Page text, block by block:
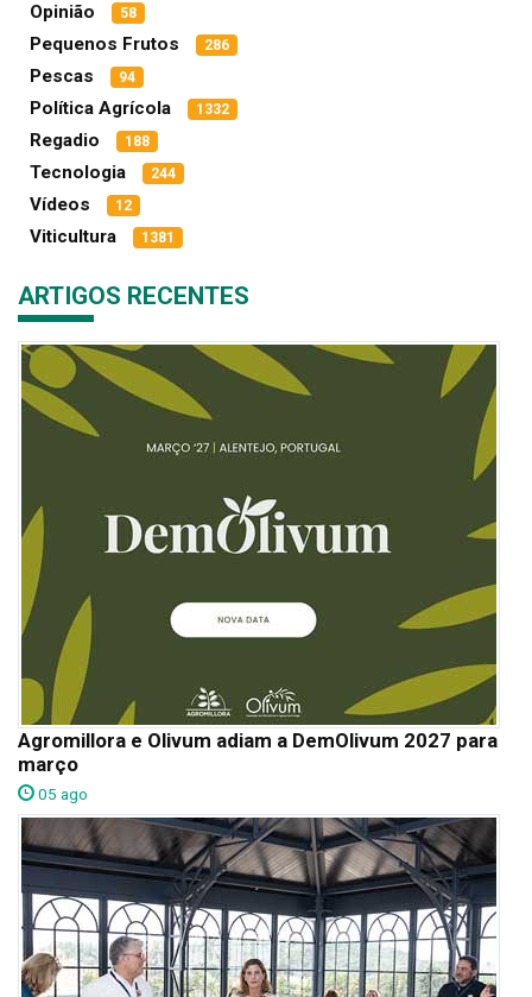
Opinião 58
Pequenos Frutos 286
Pescas 94
Política Agrícola 1332
Regadio 188
Tecnologia 244
Vídeos 12
Viticultura 1381
ARTIGOS RECENTES
Agromillora e Olivum adiam a DemOlivum 2027 para
março
05 ago